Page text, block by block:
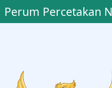
Perum Percetakan